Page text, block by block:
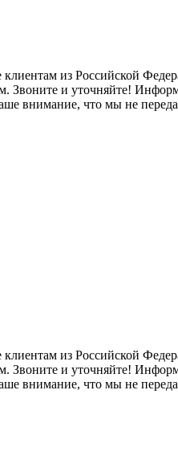
из Российской
Звоните и уточняйте!
внимание, что мы не
из Российской
Звоните и уточняйте!
внимание, что мы не